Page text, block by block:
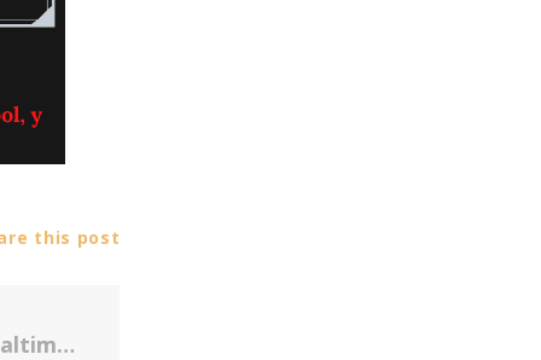
this post
COVID-19: Recursos Específicos para Baltimore y Maryland